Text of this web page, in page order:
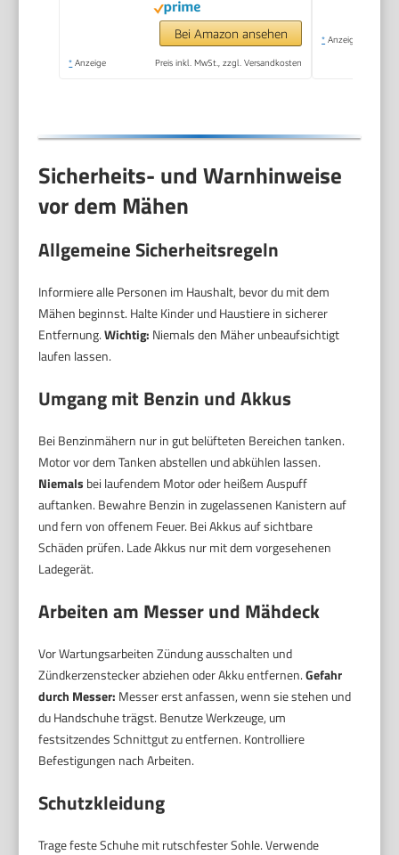
25-75 mm
Schnitthöhe, inkl. 2X
4,0Ah + 2X
Bei Amazon ansehen
* Anzeige Preis inkl. MwSt., zzgl. Versandkosten
* Anzeige
Sicherheits- und Warnhinweise
vor dem Mähen
Allgemeine Sicherheitsregeln
Informiere alle Personen im Haushalt, bevor du mit dem
Mähen beginnst. Halte Kinder und Haustiere in sicherer
Entfernung.Wichtig: Niemals den Mäher unbeaufsichtigt
laufen lassen.
Umgang mit Benzin und Akkus
Bei Benzinmähern nur in gut belüfteten Bereichen tanken.
Motor vor dem Tanken abstellen und abkühlen lassen.
Niemals bei laufendem Motor oder heißem Auspuff
auftanken. Bewahre Benzin in zugelassenen Kanistern auf
und fern von offenem Feuer. Bei Akkus auf sichtbare
Schäden prüfen. Lade Akkus nur mit dem vorgesehenen
Ladegerät.
Arbeiten am Messer und Mähdeck
Vor Wartungsarbeiten Zündung ausschalten und
Zündkerzenstecker abziehen oder Akku entfernen.Gefahr
durch Messer: Messer erst anfassen, wenn sie stehen und
du Handschuhe trägst. Benutze Werkzeuge, um
festsitzendes Schnittgut zu entfernen. Kontrolliere
Befestigungen nach Arbeiten.
Schutzkleidung
Trage feste Schuhe mit rutschfester Sohle. Verwende